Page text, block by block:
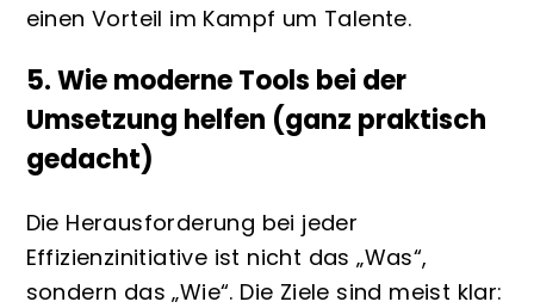
einen Vorteil im Kampf um Talente.
5. Wie moderne Tools bei der
Umsetzung helfen (ganz praktisch
gedacht)
Die Herausforderung bei jeder
Effizienzinitiative ist nicht das „Was“,
sondern das „Wie“. Die Ziele sind meist klar: